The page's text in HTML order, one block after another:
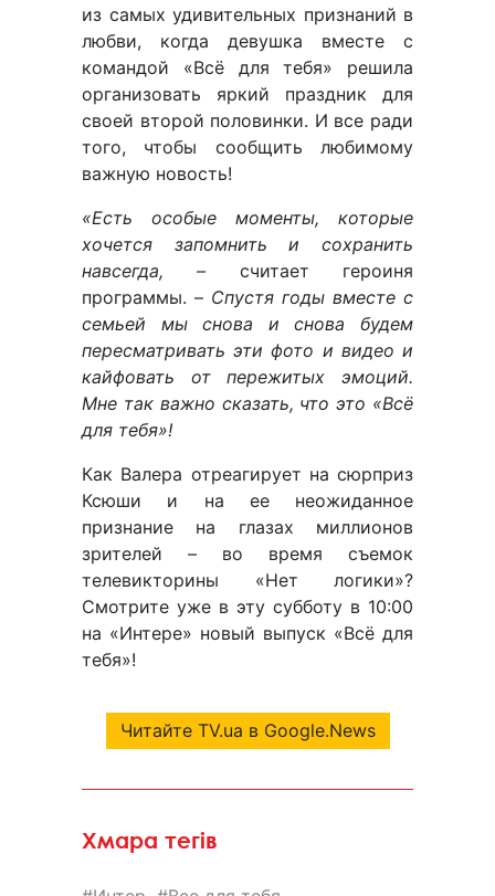
из самых удивительных признаний в
любви, когда девушка вместе с
командой «Всё для тебя» решила
организовать яркий праздник для
своей второй половинки. И все ради
того, чтобы сообщить любимому
важную новость!
«Есть особые моменты, которые
хочется запомнить и сохранить
навсегда,
– считает героиня
программы. – Спустя годы вместе с
семьей мы снова и снова будем
пересматривать эти фото и видео и
кайфовать от пережитых эмоций.
Мне так важно сказать, что это «Всё
для тебя»!
Как Валера отреагирует на сюрприз
Ксюши и на ее неожиданное
признание на глазах миллионов
зрителей – во время съемок
телевикторины «Нет логики»?
Смотрите уже в эту субботу в 10:00
на «Интере» новый выпуск «Всё для
тебя»!
Читайте TV.ua в Google.News
Хмара тегів